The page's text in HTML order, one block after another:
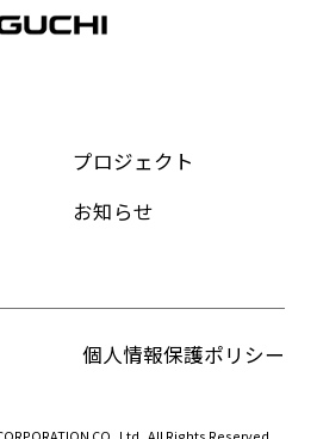
プロジェクト
お知らせ
個人情報保護ポリシー